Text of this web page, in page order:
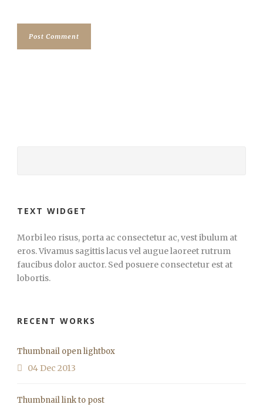
TEXT WIDGET
Morbi leo risus, porta ac consectetur ac, vest ibulum at
eros. Vivamus sagittis lacus vel augue laoreet rutrum
faucibus dolor auctor. Sed posuere consectetur est at
lobortis.
RECENT WORKS
Thumbnail open lightbox
04 Dec 2013
Thumbnail link to post